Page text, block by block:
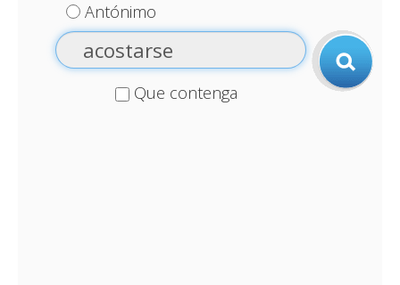
Antónimo
Que contenga